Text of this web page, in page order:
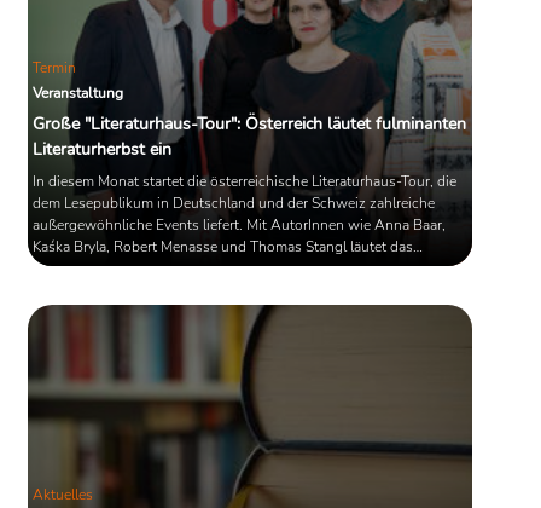
Termin
Veranstaltung
Große "Literaturhaus-Tour": Österreich läutet fulminanten
Literaturherbst ein
In diesem Monat startet die österreichische Literaturhaus-Tour, die
dem Lesepublikum in Deutschland und der Schweiz zahlreiche
außergewöhnliche Events liefert. Mit AutorInnen wie Anna Baar,
Kaśka Bryla, Robert Menasse und Thomas Stangl läutet das
Gastland der Leipziger Buchmesse 2023 mit den diesjährigen
Gesprächsrunden und Performances freuen können, zeigen Sie im
Artikel. Österreich ist das Gastland der auf den April verschobenen
Aktuelles